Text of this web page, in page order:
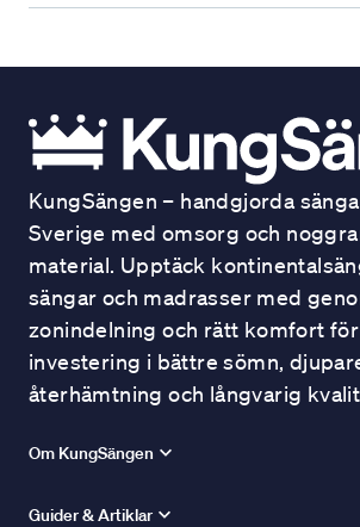
KungSängen – handgjorda
Sverige med omsorg och
material. Upptäck
sängar och madrasser med
zonindelning och rätt komfort
investering i bättre sömn,
återhämtning och långvarig
Om KungSängen
Guider & Artiklar